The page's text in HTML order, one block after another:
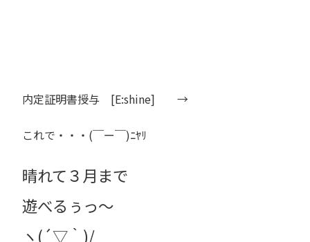
内定証明書授与 [E:shine] →
これで・・・(￣ー￣)ﾆﾔﾘ
晴れて３月まで
遊べるぅっ～
ヽ(´▽｀)/